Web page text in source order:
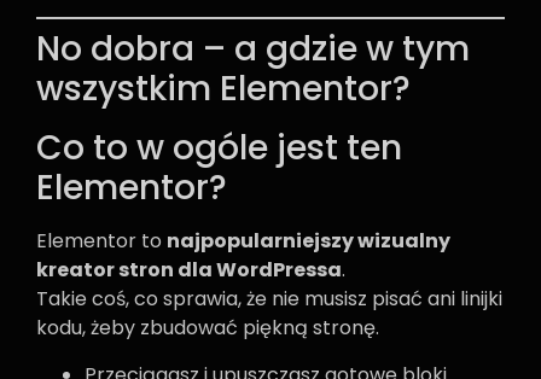
No dobra – a gdzie w tym
wszystkim Elementor?
Co to w ogóle jest ten
Elementor?
Elementor to najpopularniejszy wizualny
kreator stron dla WordPressa.
Takie coś, co sprawia, że nie musisz pisać ani linijki
kodu, żeby zbudować piękną stronę.